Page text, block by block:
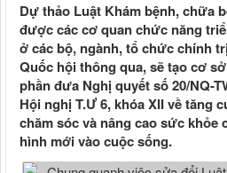
Dự thảo Luật Khám bệnh, chữa
được các cơ quan chức năng
ở các bộ, ngành, tổ chức chính
Quốc hội thông qua, sẽ tạo cơ
phần đưa Nghị quyết số 20/NQ-
Hội nghị T.Ư 6, khóa XII về tăng
chăm sóc và nâng cao sức khỏe
hình mới vào cuộc sống.